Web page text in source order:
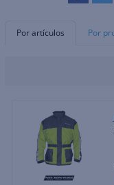
Por artículos Por